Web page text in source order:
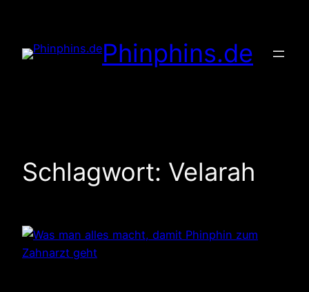
springen
Phinphins.de
Schlagwort: Velarah